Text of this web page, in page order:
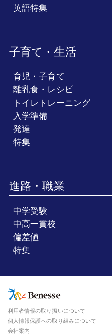
英語特集
子育て・生活
育児・子育て
離乳食・レシピ
トイレトレーニング
入学準備
発達
特集
進路・職業
中学受験
中高一貫校
偏差値
特集
利用者情報の取り扱いについて
個人情報保護への取り組みについて
会社案内